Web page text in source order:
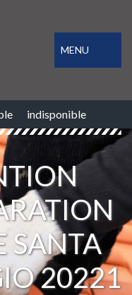
MENU
indisponible
SANTA
20221